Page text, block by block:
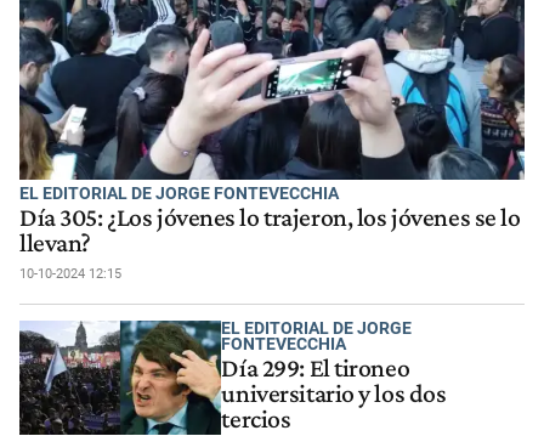
EL EDITORIAL DE JORGE FONTEVECCHIA
Día 305: ¿Los jóvenes lo trajeron, los jóvenes se lo
llevan?
10-10-2024 12:15
EL EDITORIAL DE JORGE
FONTEVECCHIA
Día 299: El tironeo
universitario y los dos
tercios